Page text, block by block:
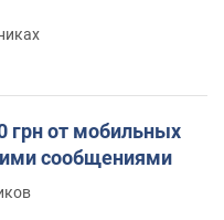
грн от мобильных
сообщениями